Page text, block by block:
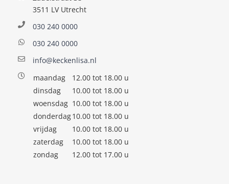
3511 LV Utrecht
030 240 0000
030 240 0000
info@keckenlisa.nl
maandag
12.00 tot 18.00 u
dinsdag
10.00 tot 18.00 u
woensdag 10.00 tot 18.00 u
donderdag10.00 tot 18.00 u
vrijdag
10.00 tot 18.00 u
zaterdag
10.00 tot 18.00 u
zondag
12.00 tot 17.00 u